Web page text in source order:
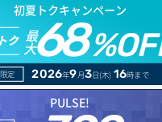
存
取得
取得
ーム一覧
ーム詳細取得
プ ルール一覧取得
プ ルール作成
プ ルール削除
ード
ョン管理
得
初夏トクキャンペーン
ク 最
大68
定 2026年9月3日(木) 16時まで
PULSE!